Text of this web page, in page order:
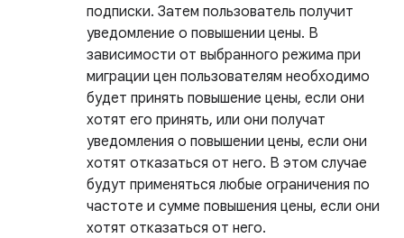
подписки. Затем пользователь получит
уведомление о повышении цены. В
зависимости от выбранного режима при
миграции цен пользователям необходимо
будет принять повышение цены, если они
хотят его принять, или они получат
уведомления о повышении цены, если они
хотят отказаться от него. В этом случае
будут применяться любые ограничения по
частоте и сумме повышения цены, если они
хотят отказаться от него.